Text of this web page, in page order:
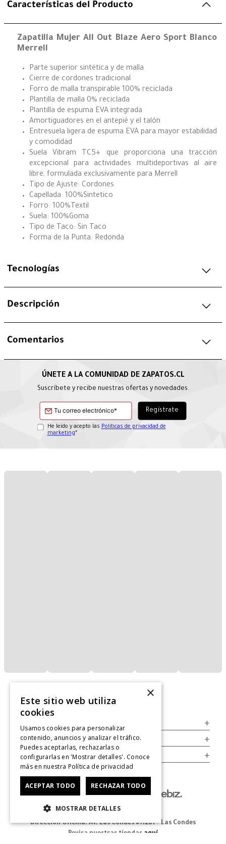
Características del Producto
Zapatilla Mujer All Out Blaze Aero Sport Blanco
Merrell
Parte superior sintética y de malla
Cierre de cordones tradicional
Forro de malla transpirable 100% reciclada
Plantilla de malla 0% reciclada
Plantilla de espuma EVA integrada
Amortiguadores en el antepié y el talón
Entresuela ligera de espuma EVA para mayor estabilidad
y comodidad
Suela Vibram TC5+ que proporciona una tracción
excepcional para actividades multideportivas al aire
libre, formulada exclusivamente para Merrell
Tipo de Ajuste: Cordones
Capellada: 100%Sintetico
Forro: 100%Textil
Suela: 100%Goma
Tipo de Taco: Sin Taco
Forma de la Punta: Redonda
Tecnologías
Descripción
Comentarios
Suscríbete y recibe nuestras ofertas y novedades.
He leído y acepto las Políticas de privacidad de
marketing*
+
Legal +
Cuenta +
Dirección Oficina: Av. Las Condes #11281 - Las Condes
Revisa nuestras tiendas aquí
×
Este sitio web utiliza
cookies
Usamos cookies para personalizar
contenido, anuncios y analizar el tráfico.
Puedes aceptarlas, rechazarlas o
configurarlas en 'Mostrar detalles'. Conoce
más en nuestra Política de privacidad
ACEPTAR TODO RECHAZAR TODO
MOSTRAR DETALLES